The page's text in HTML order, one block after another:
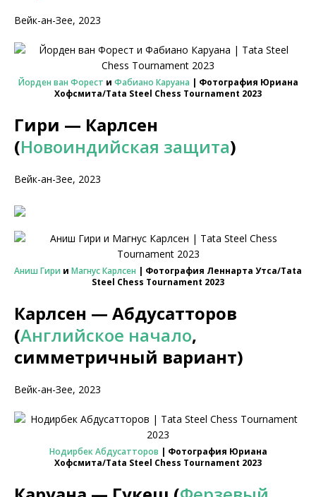
Вейк-ан-Зее, 2023
Йорден ван Форест и Фабиано Каруана | Фотография Юриана
Хофсмита/Tata Steel Chess Tournament 2023
Гири — Карлсен
(Новоиндийская защита)
Вейк-ан-Зее, 2023
Аниш Гири и Магнус Карлсен | Фотография Леннарта Утса/Tata
Steel Chess Tournament 2023
Карлсен — Абдусатторов
(Английское начало,
симметричный вариант)
Вейк-ан-Зее, 2023
Нодирбек Абдусатторов | Фотография Юриана
Хофсмита/Tata Steel Chess Tournament 2023